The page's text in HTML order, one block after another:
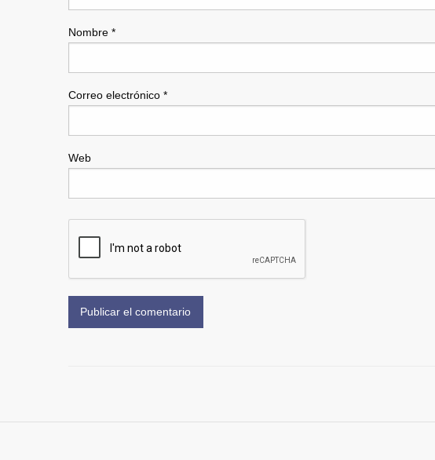
Nombre *
Correo electrónico *
Web